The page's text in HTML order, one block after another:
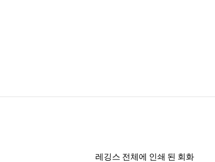
레깅스 전체에 인쇄 된 회화